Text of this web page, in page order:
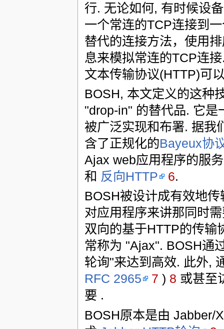
行. 无论如何, 有时候设
一个常连的TCP连接到
替代的连接方法，使用
息来模拟常连的TCP连
文本传输协议(HTTP)可
BOSH, 本文定义的这种
"drop-in" 的替代品. 它是
被广泛实现和布署. 据我
含了正规化的Bayeux协
Ajax web应用程序的服
和 反向HTTP 6.
BOSH被设计成有效地
对应用程序来讲那同时
双向的基于HTTP的传输
常称为 "Ajax". BOSH通
轮询"来达到高效. 此外,
RFC 2965
7 ) 8 或甚至
要 .
BOSH原本是由 Jabber/